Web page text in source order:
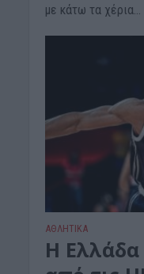
με κάτω τα χέρια...
ΑΘΛΗΤΙΚΑ
Η Ελλάδα